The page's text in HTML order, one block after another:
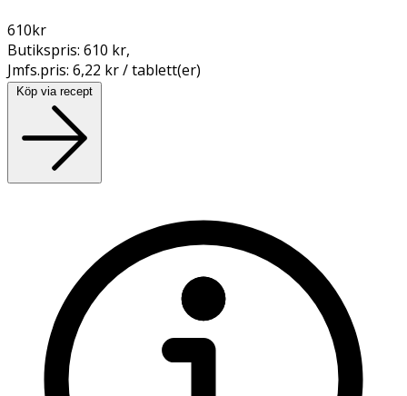
610kr
Butikspris: 610 kr,
Jmfs.pris: 6,22 kr / tablett(er)
Köp via recept